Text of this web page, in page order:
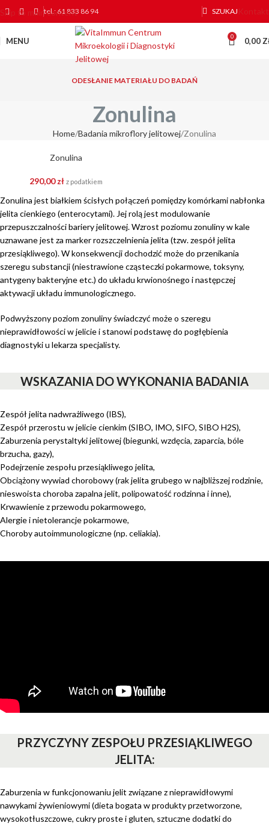
Skip to main content
tel.: 61 833 86 94 SZUKAJ Kontakt
MENU 0 0,00
ODESŁANIE MATERIAŁU DO BADAŃ
Zonulina
Home Badania mikroflory jelitowej Zonulina
Zonulina
290,00zł z podatkiem
Zonulina jest białkiem ścisłych połączeń pomiędzy komórkami nabłonka
jelita cienkiego (enterocytami). Jej rolą jest modulowanie
przepuszczalności bariery jelitowej. Wzrost poziomu zonuliny w kale
uznawane jest za marker rozszczelnienia jelita (tzw. zespół jelita
przesiąkliwego). W konsekwencji dochodzić może do przenikania
szeregu substancji (niestrawione cząsteczki pokarmowe, toksyny,
antygeny bakteryjne etc.) do układu krwionośnego i następczej
aktywacji układu immunologicznego.
Podwyższony poziom zonuliny świadczyć może o szeregu
nieprawidłowości w jelicie i stanowi podstawę do pogłębienia
diagnostyki u lekarza specjalisty.
WSKAZANIA DO WYKONANIA BADANIA
Zespół jelita nadwrażliwego (IBS),
Zespół przerostu w jelicie cienkim (SIBO, IMO, SIFO, SIBO H2S),
Zaburzenia perystaltyki jelitowej (biegunki, wzdęcia, zaparcia, bóle
brzucha, gazy),
Podejrzenie zespołu przesiąkliwego jelita,
Obciążony wywiad chorobowy (rak jelita grubego w najbliższej rodzinie,
nieswoista choroba zapalna jelit, polipowatość rodzinna i inne),
Krwawienie z przewodu pokarmowego,
Alergie i nietolerancje pokarmowe,
Choroby autoimmunologiczne (np. celiakia).
PRZYCZYNY ZESPOŁU PRZESIĄKLIWEGO
JELITA:
Zaburzenia w funkcjonowaniu jelit związane z nieprawidłowymi
nawykami żywieniowymi (dieta bogata w produkty przetworzone,
wysokotłuszczowe, cukry proste i gluten, sztuczne dodatki do